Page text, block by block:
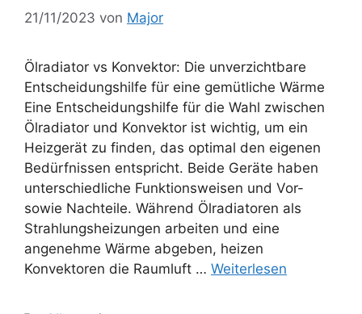
21/11/2023 von Major
Ölradiator vs Konvektor: Die unverzichtbare
Entscheidungshilfe für eine gemütliche Wärme
Eine Entscheidungshilfe für die Wahl zwischen
Ölradiator und Konvektor ist wichtig, um ein
Heizgerät zu finden, das optimal den eigenen
Bedürfnissen entspricht. Beide Geräte haben
unterschiedliche Funktionsweisen und Vor-
sowie Nachteile. Während Ölradiatoren als
Strahlungsheizungen arbeiten und eine
angenehme Wärme abgeben, heizen
Konvektoren die Raumluft … Weiterlesen